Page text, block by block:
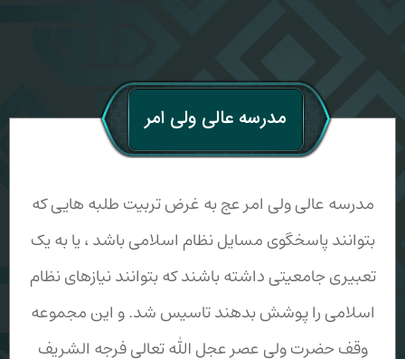
مدرسه عالی ولی امر
مدرسه عالی ولی امر عج به غرض تربیت طلبه هایی که
بتوانند پاسخگوی مسایل نظام اسلامی باشد ، یا به یک
تعبیری جامعیتی داشته باشند که بتوانند نیازهای نظام
اسلامی را پوشش بدهند تاسیس شد. و این مجموعه
وقف حضرت ولی عصر عجل الله تعالی فرجه الشریف